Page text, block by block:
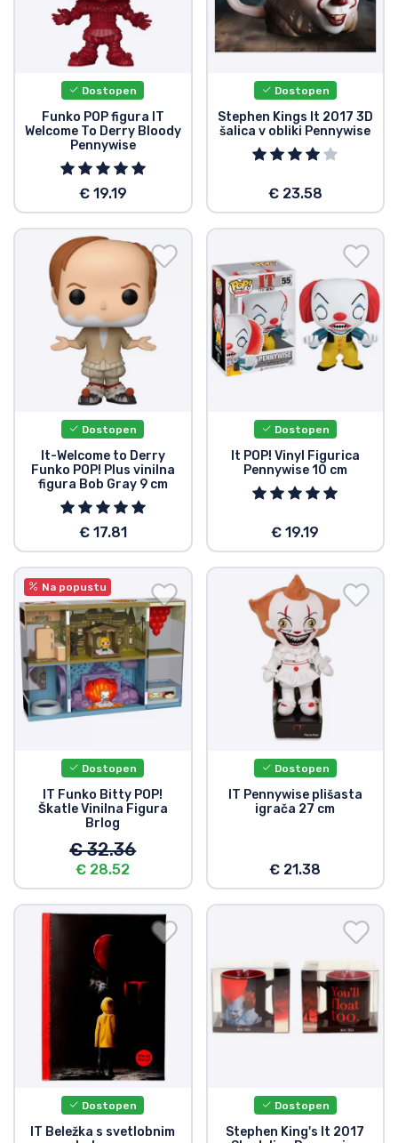
Dostopen
Funko POP figura IT
Welcome To Derry Bloody
Pennywise
€ 19.19
Dostopen
Stephen Kings It 2017 3D
šalica v obliki Pennywise
€ 23.58
Dostopen
It-Welcome to Derry
Funko POP! Plus vinilna
figura Bob Gray 9 cm
€ 17.81
Dostopen
It POP! Vinyl Figurica
Pennywise 10 cm
€ 19.19
Na popustu
Dostopen
IT Funko Bitty POP!
Škatle Vinilna Figura
Brlog
€ 32.36
€ 28.52
Dostopen
IT Pennywise plišasta
igrača 27 cm
€ 21.38
Dostopen
IT Beležka s svetlobnim
Dostopen
Stephen King's It 2017